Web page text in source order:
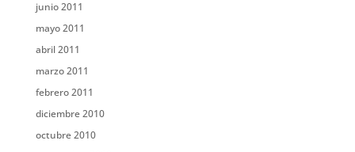
junio 2011
mayo 2011
abril 2011
marzo 2011
febrero 2011
diciembre 2010
octubre 2010